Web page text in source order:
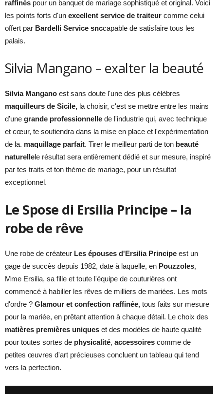
raffinés pour un banquet de mariage sophistiqué et original. Voici
les points forts d'un excellent service de traiteur comme celui
offert par Bardelli Service snccapable de satisfaire tous les
palais.
Silvia Mangano – exalter la beauté
Silvia Mangano est sans doute l'une des plus célèbres
maquilleurs de Sicile, la choisir, c'est se mettre entre les mains
d'une grande professionnelle de l'industrie qui, avec technique
et cœur, te soutiendra dans la mise en place et l'expérimentation
de la. maquillage parfait. Tirer le meilleur parti de ton beauté
naturellele résultat sera entièrement dédié et sur mesure, inspiré
par tes traits et ton thème de mariage, pour un résultat
exceptionnel.
Le Spose di Ersilia Principe – la
robe de rêve
Une robe de créateur Les épouses d'Ersilia Principe est un
gage de succès depuis 1982, date à laquelle, en Pouzzoles,
Mme Ersilia, sa fille et toute l'équipe de couturières ont
commencé à habiller les rêves de milliers de mariées. Les mots
d'ordre ? Glamour et confection raffinée, tous faits sur mesure
pour la mariée, en prêtant attention à chaque détail. Le choix des
matières premières uniques et des modèles de haute qualité
pour toutes sortes de physicalité, accessoires comme de
petites œuvres d'art précieuses concluent un tableau qui tend
vers la perfection.